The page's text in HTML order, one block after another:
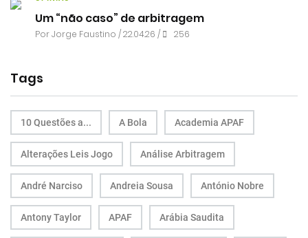
Um “não caso” de arbitragem
PorJorge Faustino / 22.04.26 / 256
Tags
10 Questões a... A Bola Academia APAF
Alterações Leis Jogo Análise Arbitragem
André Narciso Andreia Sousa António Nobre
Antony Taylor APAF Arábia Saudita